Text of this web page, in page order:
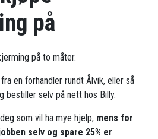
på
på to måter.
en forhandler rundt Ålvik, eller så
bestiller selv på nett hos Billy.
som vil ha mye hjelp, mens for
selv og spare 25% er